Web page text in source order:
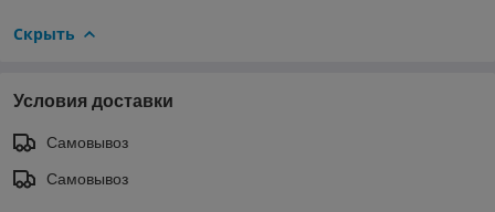
Скрыть
Условия доставки
Самовывоз
Самовывоз